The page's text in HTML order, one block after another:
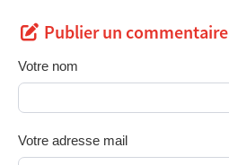
Publier un commentaire
Votre nom
Votre adresse mail